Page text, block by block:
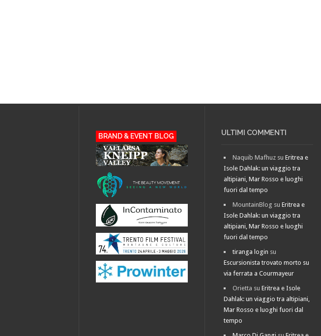
BRAND & EVENT BLOG ULTIMI COMMENTI
Naquib Mafhuz suEritrea e
Isole Dahlak: un viaggio tra
altipiani, Mar Rosso e luoghi
fuori dal tempo
MountainBlog suEritrea e
Isole Dahlak: un viaggio tra
altipiani, Mar Rosso e luoghi
fuori dal tempo
tiranga login su
Escursionista trovato morto su
via ferrata a Courmayeur
Orietta suEritrea e Isole
Dahlak: un viaggio tra altipiani,
Mar Rosso e luoghi fuori dal
tempo